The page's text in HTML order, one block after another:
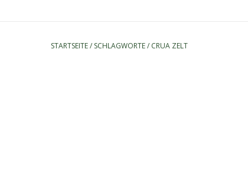
STARTSEITE/ SCHLAGWORTE/ CRUA ZELT